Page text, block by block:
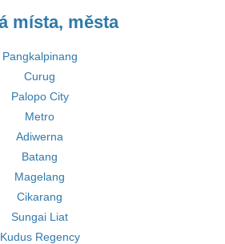
místa, města
Pangkalpinang
Curug
Palopo City
Metro
Adiwerna
Batang
Magelang
Cikarang
Sungai Liat
Kudus Regency